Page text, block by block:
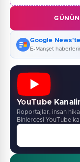
Google
E-Manşet
YouTube
Roportajlar, insan
Binlercesi YouTube